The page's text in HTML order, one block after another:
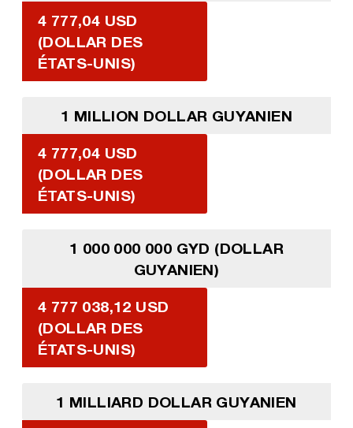
4 777,04 USD
(DOLLAR DES
ÉTATS-UNIS)
1 MILLION DOLLAR GUYANIEN
4 777,04 USD
(DOLLAR DES
ÉTATS-UNIS)
1 000 000 000 GYD (DOLLAR
GUYANIEN)
4 777 038,12 USD
(DOLLAR DES
ÉTATS-UNIS)
1 MILLIARD DOLLAR GUYANIEN